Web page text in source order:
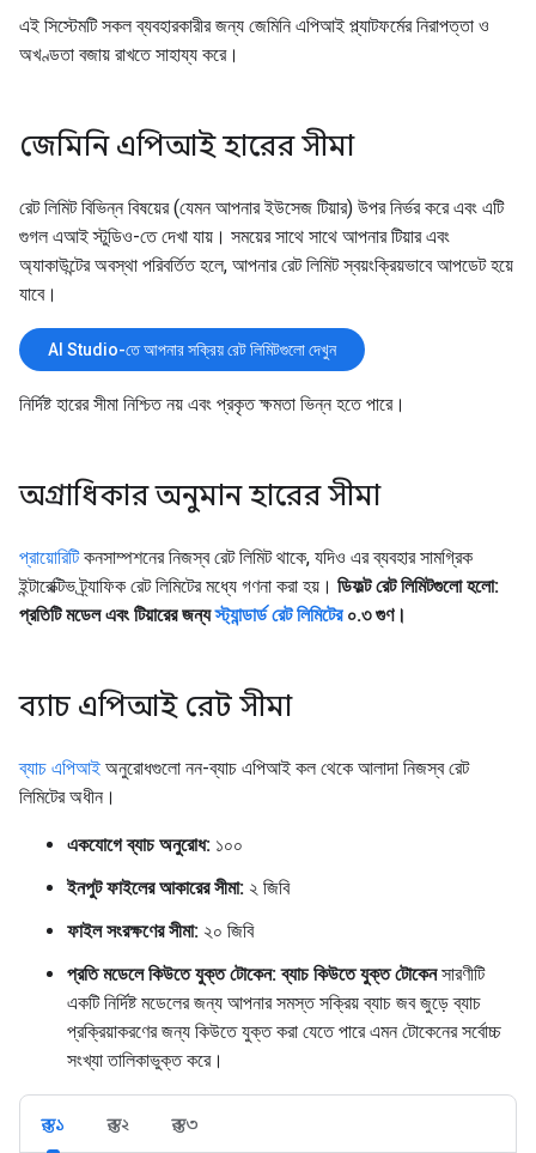
এই সিস্টেমটি সকল ব্যবহারকারীর জন্য জেমিনি এপিআই প্ল্যাটফর্মের নিরাপত্তা ও
অখণ্ডতা বজায় রাখতে সাহায্য করে।
জেমিনি এপিআই হারের সীমা
রেট লিমিট বিভিন্ন বিষয়ের (যেমন আপনার ইউসেজ টিয়ার) উপর নির্ভর করে এবং এটি
গুগল এআই স্টুডিও-তে দেখা যায়। সময়ের সাথে সাথে আপনার টিয়ার এবং
অ্যাকাউন্টের অবস্থা পরিবর্তিত হলে, আপনার রেট লিমিট স্বয়ংক্রিয়ভাবে আপডেট হয়ে
যাবে।
AI Studio-তে আপনার সক্রিয় রেট লিমিটগুলো দেখুন
নির্দিষ্ট হারের সীমা নিশ্চিত নয় এবং প্রকৃত ক্ষমতা ভিন্ন হতে পারে।
অগ্রাধিকার অনুমান হারের সীমা
প্রায়োরিটিকনসাম্পশনের নিজস্ব রেট লিমিট থাকে, যদিও এর ব্যবহার সামগ্রিক
ইন্টারেক্টিভ ট্র্যাফিক রেট লিমিটের মধ্যে গণনা করা হয়। ডিফল্ট রেট লিমিটগুলো হলো:
প্রতিটি মডেল এবং টিয়ারের জন্যস্ট্যান্ডার্ড রেট লিমিটের০.৩ গুণ।
ব্যাচ এপিআই রেট সীমা
ব্যাচ এপিআই অনুরোধগুলো নন-ব্যাচ এপিআই কল থেকে আলাদা নিজস্ব রেট
লিমিটের অধীন।
একযোগে ব্যাচ অনুরোধ: ১০০
ইনপুট ফাইলের আকারের সীমা: ২ জিবি
ফাইল সংরক্ষণের সীমা: ২০ জিবি
প্রতি মডেলে কিউতে যুক্ত টোকেন: ব্যাচ কিউতে যুক্ত টোকেনসারণীটি
একটি নির্দিষ্ট মডেলের জন্য আপনার সমস্ত সক্রিয় ব্যাচ জব জুড়ে ব্যাচ
প্রক্রিয়াকরণের জন্য কিউতে যুক্ত করা যেতে পারে এমন টোকেনের সর্বোচ্চ
সংখ্যা তালিকাভুক্ত করে।
স্তর ১ স্তর ২ স্তর ৩